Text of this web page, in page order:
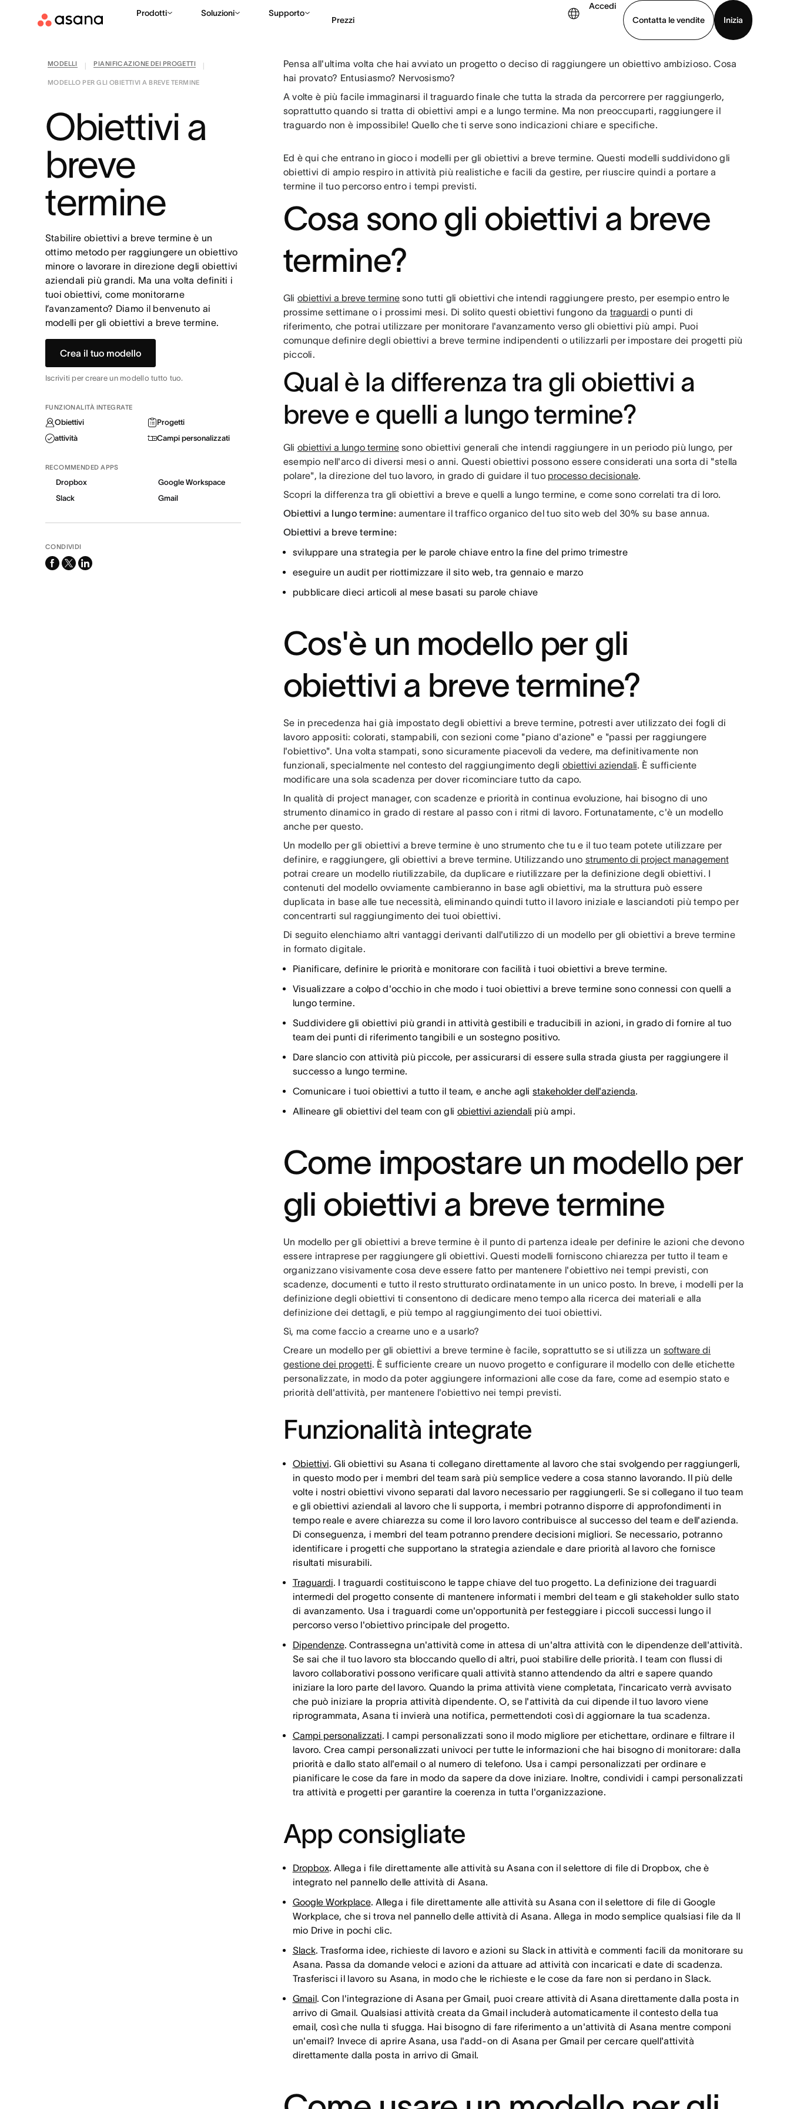
Prodotti Soluzioni Supporto
Prezzi
Accedi
Contatta le vendite
Inizia
Contatta le vendite Guarda la demo Scarica l’app
MODELLI PIANIFICAZIONE DEI PROGETTI
MODELLO PER GLI OBIETTIVI A BREVE TERMINE
Obiettivi a
breve
termine
Stabilire obiettivi a breve termine è un
ottimo metodo per raggiungere un obiettivo
minore o lavorare in direzione degli obiettivi
aziendali più grandi. Ma una volta definiti i
tuoi obiettivi, come monitorarne
l’avanzamento? Diamo il benvenuto ai
modelli per gli obiettivi a breve termine.
Crea il tuo modello
Iscriviti per creare un modello tutto tuo.
FUNZIONALITÀ INTEGRATE
Obiettivi
Progetti
attività
Campi personalizzati
RECOMMENDED APPS
Dropbox
Google Workspace
Slack
Gmail
CONDIVIDI
facebook
x-
linkedin
Pensa all'ultima volta che hai avviato un progetto o deciso di raggiungere un obiettivo ambizioso. Cosa
hai provato? Entusiasmo? Nervosismo?
A volte è più facile immaginarsi il traguardo finale che tutta la strada da percorrere per raggiungerlo,
soprattutto quando si tratta di obiettivi ampi e a lungo termine. Ma non preoccuparti, raggiungere il
traguardo non è impossibile! Quello che ti serve sono indicazioni chiare e specifiche.
Ed è qui che entrano in gioco i modelli per gli obiettivi a breve termine. Questi modelli suddividono gli
obiettivi di ampio respiro in attività più realistiche e facili da gestire, per riuscire quindi a portare a
termine il tuo percorso entro i tempi previsti.
Cosa sono gli obiettivi a breve
termine?
Gli obiettivi a breve terminesono tutti gli obiettivi che intendi raggiungere presto, per esempio entro le
prossime settimane o i prossimi mesi. Di solito questi obiettivi fungono da traguardi o punti di
riferimento, che potrai utilizzare per monitorare l'avanzamento verso gli obiettivi più ampi. Puoi
comunque definire degli obiettivi a breve termine indipendenti o utilizzarli per impostare dei progetti più
piccoli.
Qual è la differenza tra gli obiettivi a
breve e quelli a lungo termine?
Gli obiettivi a lungo terminesono obiettivi generali che intendi raggiungere in un periodo più lungo, per
esempio nell'arco di diversi mesi o anni. Questi obiettivi possono essere considerati una sorta di "stella
polare", la direzione del tuo lavoro, in grado di guidare il tuo processo decisionale.
Scopri la differenza tra gli obiettivi a breve e quelli a lungo termine, e come sono correlati tra di loro.
Obiettivi a lungo termine:aumentare il traffico organico del tuo sito web del 30% su base annua.
Obiettivi a breve termine:
sviluppare una strategia per le parole chiave entro la fine del primo trimestre
eseguire un audit per riottimizzare il sito web, tra gennaio e marzo
pubblicare dieci articoli al mese basati su parole chiave
Cos'è un modello per gli
obiettivi a breve termine?
Se in precedenza hai già impostato degli obiettivi a breve termine, potresti aver utilizzato dei fogli di
lavoro appositi: colorati, stampabili, con sezioni come "piano d'azione" e "passi per raggiungere
l'obiettivo". Una volta stampati, sono sicuramente piacevoli da vedere, ma definitivamente non
funzionali, specialmente nel contesto del raggiungimento degli obiettivi aziendali. È sufficiente
modificare una sola scadenza per dover ricominciare tutto da capo.
In qualità di project manager, con scadenze e priorità in continua evoluzione, hai bisogno di uno
strumento dinamico in grado di restare al passo con i ritmi di lavoro. Fortunatamente, c'è un modello
anche per questo.
Un modello per gli obiettivi a breve termine è uno strumento che tu e il tuo team potete utilizzare per
definire, e raggiungere, gli obiettivi a breve termine. Utilizzando uno strumento di project management
potrai creare un modello riutilizzabile, da duplicare e riutilizzare per la definizione degli obiettivi. I
contenuti del modello ovviamente cambieranno in base agli obiettivi, ma la struttura può essere
duplicata in base alle tue necessità, eliminando quindi tutto il lavoro iniziale e lasciandoti più tempo per
concentrarti sul raggiungimento dei tuoi obiettivi.
Di seguito elenchiamo altri vantaggi derivanti dall'utilizzo di un modello per gli obiettivi a breve termine
in formato digitale.
Pianificare, definire le priorità e monitorare con facilità i tuoi obiettivi a breve termine.
Visualizzare a colpo d'occhio in che modo i tuoi obiettivi a breve termine sono connessi con quelli a
lungo termine.
Suddividere gli obiettivi più grandi in attività gestibili e traducibili in azioni, in grado di fornire al tuo
team dei punti di riferimento tangibili e un sostegno positivo.
Dare slancio con attività più piccole, per assicurarsi di essere sulla strada giusta per raggiungere il
successo a lungo termine.
Comunicare i tuoi obiettivi a tutto il team, e anche aglistakeholder dell'azienda.
Allineare gli obiettivi del team con gli obiettivi aziendali più ampi.
Come impostare un modello per
gli obiettivi a breve termine
Un modello per gli obiettivi a breve termine è il punto di partenza ideale per definire le azioni che devono
essere intraprese per raggiungere gli obiettivi. Questi modelli forniscono chiarezza per tutto il team e
organizzano visivamente cosa deve essere fatto per mantenere l'obiettivo nei tempi previsti, con
scadenze, documenti e tutto il resto strutturato ordinatamente in un unico posto. In breve, i modelli per la
definizione degli obiettivi ti consentono di dedicare meno tempo alla ricerca dei materiali e alla
definizione dei dettagli, e più tempo al raggiungimento dei tuoi obiettivi.
Sì, ma come faccio a crearne uno e a usarlo?
Creare un modello per gli obiettivi a breve termine è facile, soprattutto se si utilizza un software di
gestione dei progetti. È sufficiente creare un nuovo progetto e configurare il modello con delle etichette
personalizzate, in modo da poter aggiungere informazioni alle cose da fare, come ad esempio stato e
priorità dell'attività, per mantenere l'obiettivo nei tempi previsti.
Funzionalità integrate
Obiettivi. Gli obiettivi su Asana ti collegano direttamente al lavoro che stai svolgendo per raggiungerli,
in questo modo per i membri del team sarà più semplice vedere a cosa stanno lavorando. Il più delle
volte i nostri obiettivi vivono separati dal lavoro necessario per raggiungerli. Se si collegano il tuo team
e gli obiettivi aziendali al lavoro che li supporta, i membri potranno disporre di approfondimenti in
tempo reale e avere chiarezza su come il loro lavoro contribuisce al successo del team e dell'azienda.
Di conseguenza, i membri del team potranno prendere decisioni migliori. Se necessario, potranno
identificare i progetti che supportano la strategia aziendale e dare priorità al lavoro che fornisce
risultati misurabili.
Traguardi. I traguardi costituiscono le tappe chiave del tuo progetto. La definizione dei traguardi
intermedi del progetto consente di mantenere informati i membri del team e gli stakeholder sullo stato
di avanzamento. Usa i traguardi come un'opportunità per festeggiare i piccoli successi lungo il
percorso verso l'obiettivo principale del progetto.
Dipendenze. Contrassegna un'attività come in attesa di un'altra attività con le dipendenze dell'attività.
Se sai che il tuo lavoro sta bloccando quello di altri, puoi stabilire delle priorità. I team con flussi di
lavoro collaborativi possono verificare quali attività stanno attendendo da altri e sapere quando
iniziare la loro parte del lavoro. Quando la prima attività viene completata, l'incaricato verrà avvisato
che può iniziare la propria attività dipendente. O, se l'attività da cui dipende il tuo lavoro viene
riprogrammata, Asana ti invierà una notifica, permettendoti così di aggiornare la tua scadenza.
Campi personalizzati. I campi personalizzati sono il modo migliore per etichettare, ordinare e filtrare il
lavoro. Crea campi personalizzati univoci per tutte le informazioni che hai bisogno di monitorare: dalla
priorità e dallo stato all'email o al numero di telefono. Usa i campi personalizzati per ordinare e
pianificare le cose da fare in modo da sapere da dove iniziare. Inoltre, condividi i campi personalizzati
tra attività e progetti per garantire la coerenza in tutta l'organizzazione.
App consigliate
Dropbox. Allega i file direttamente alle attività su Asana con il selettore di file di Dropbox, che è
integrato nel pannello delle attività di Asana.
Google Workplace. Allega i file direttamente alle attività su Asana con il selettore di file di Google
Workplace, che si trova nel pannello delle attività di Asana. Allega in modo semplice qualsiasi file da Il
mio Drive in pochi clic.
Slack. Trasforma idee, richieste di lavoro e azioni su Slack in attività e commenti facili da monitorare su
Asana. Passa da domande veloci e azioni da attuare ad attività con incaricati e date di scadenza.
Trasferisci il lavoro su Asana, in modo che le richieste e le cose da fare non si perdano in Slack.
Gmail. Con l'integrazione di Asana per Gmail, puoi creare attività di Asana direttamente dalla posta in
arrivo di Gmail. Qualsiasi attività creata da Gmail includerà automaticamente il contesto della tua
email, così che nulla ti sfugga. Hai bisogno di fare riferimento a un'attività di Asana mentre componi
un'email? Invece di aprire Asana, usa l'add-on di Asana per Gmail per cercare quell'attività
direttamente dalla posta in arrivo di Gmail.